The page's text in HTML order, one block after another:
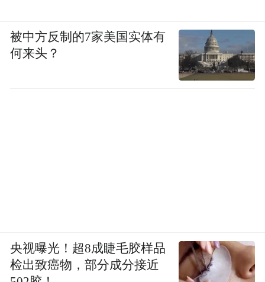
被中方反制的7家美国实体有
何来头？
央视曝光！超8成睫毛胶样品
检出致癌物，部分成分接近